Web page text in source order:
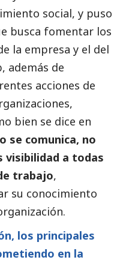
social, y puso
busca fomentar los
la empresa y el del
además de
acciones de
bien se dice en
se comunica, no
visibilidad a todas
trabajo,
su conocimiento
, los principales
en la